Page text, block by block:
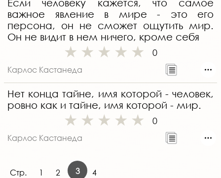
Если человеку кажется, что самое
важное явление в мире - это его
персона, он не сможет ощутить мир.
Он не видит в нем ничего, кроме себя
0
Карлос Кастанеда
Нет конца тайне, имя которой - человек,
ровно как и тайне, имя которой - мир.
0
Карлос Кастанеда
Стр. 1 2 3 4